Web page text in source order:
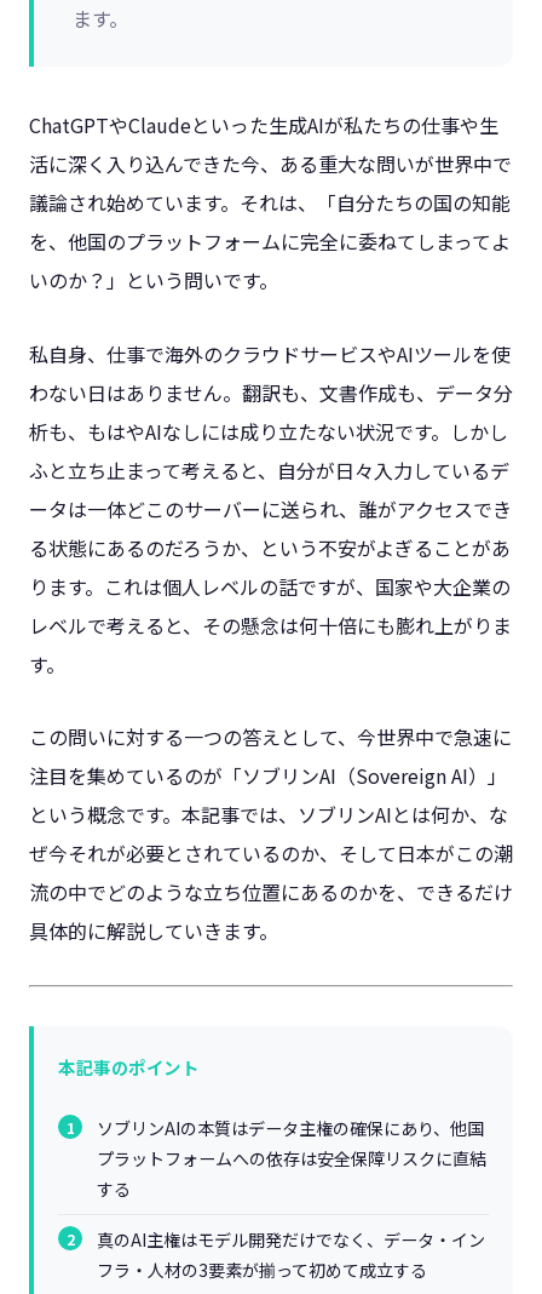
ます。
ChatGPTやClaudeといった生成AIが私たちの仕事や生
活に深く入り込んできた今、ある重大な問いが世界中で
議論され始めています。それは、「自分たちの国の知能
を、他国のプラットフォームに完全に委ねてしまってよ
いのか？」という問いです。
私自身、仕事で海外のクラウドサービスやAIツールを使
わない日はありません。翻訳も、文書作成も、データ分
析も、もはやAIなしには成り立たない状況です。しかし
ふと立ち止まって考えると、自分が日々入力しているデ
ータは一体どこのサーバーに送られ、誰がアクセスでき
る状態にあるのだろうか、という不安がよぎることがあ
ります。これは個人レベルの話ですが、国家や大企業の
レベルで考えると、その懸念は何十倍にも膨れ上がりま
す。
この問いに対する一つの答えとして、今世界中で急速に
注目を集めているのが「ソブリンAI（Sovereign AI）」
という概念です。本記事では、ソブリンAIとは何か、な
ぜ今それが必要とされているのか、そして日本がこの潮
流の中でどのような立ち位置にあるのかを、できるだけ
具体的に解説していきます。
本記事のポイント
ソブリンAIの本質はデータ主権の確保にあり、他国
プラットフォームへの依存は安全保障リスクに直結
する
真のAI主権はモデル開発だけでなく、データ・イン
フラ・人材の3要素が揃って初めて成立する